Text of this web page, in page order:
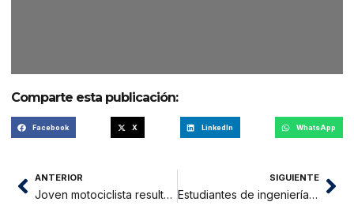
Comparte esta publicación:
Facebook X LinkedIn WhatsApp
ANTERIOR
Joven motociclista resulta herida tras violento accidente en el jirón Lima de Tarapoto
SIGUIENTE
Estudiantes de ingeniería civil y aquitectura no pueden realizar prácticas